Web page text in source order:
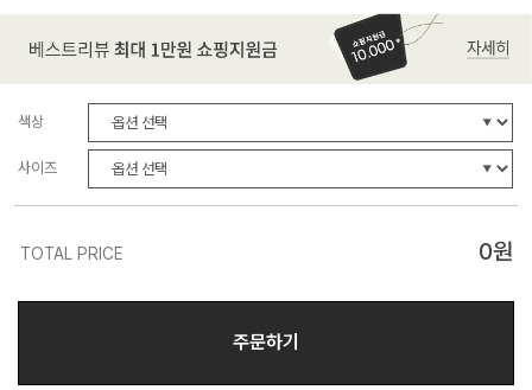
색상
사이즈
TOTAL PRICE 0원
주문하기